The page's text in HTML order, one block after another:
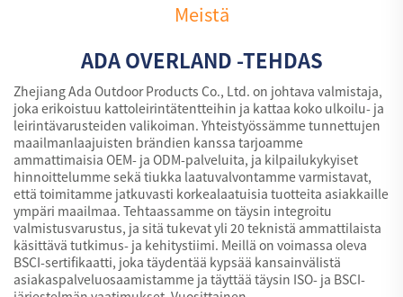
Meistä
ADA OVERLAND -TEHDAS
Zhejiang Ada Outdoor Products Co., Ltd. on johtava valmistaja,
joka erikoistuu kattoleirintätentteihin ja kattaa koko ulkoilu- ja
leirintävarusteiden valikoiman. Yhteistyössämme tunnettujen
maailmanlaajuisten brändien kanssa tarjoamme
ammattimaisia OEM- ja ODM-palveluita, ja kilpailukykyiset
hinnoittelumme sekä tiukka laatuvalvontamme varmistavat,
että toimitamme jatkuvasti korkealaatuisia tuotteita asiakkaille
ympäri maailmaa. Tehtaassamme on täysin integroitu
valmistusvarustus, ja sitä tukevat yli 20 teknistä ammattilaista
käsittävä tutkimus- ja kehitystiimi. Meillä on voimassa oleva
BSCI-sertifikaatti, joka täydentää kypsää kansainvälistä
asiakaspalveluosaamistamme ja täyttää täysin ISO- ja BSCI-